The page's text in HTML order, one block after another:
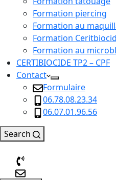
Formation piercing
Formation au
Formation
Formation au
CERTIBIOCIDE TP2 – CPF
Contact
Formulaire
06.78.08.23.34
06.07.01.96.56
Search